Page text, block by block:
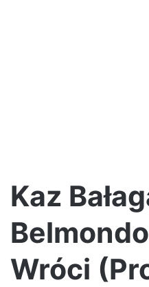
Kaz
Wróci